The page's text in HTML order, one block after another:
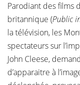
Parodiant des films
britannique (Public
la télévision, les
spectateurs sur
John Cleese,
d’apparaitre à